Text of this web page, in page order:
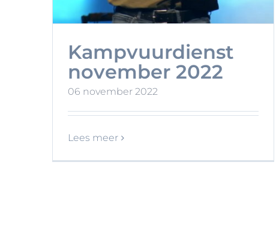
Kampvuurdienst
november 2022
06 november 2022
Lees meer